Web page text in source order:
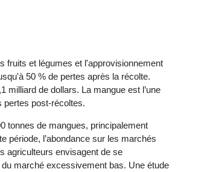
fruits et légumes et l'approvisionnement
50 % de pertes après la récolte.
milliard de dollars. La mangue est l’une
pertes post-récoltes.
tonnes de mangues, principalement
période, l’abondance sur les marchés
agriculteurs envisagent de se
marché excessivement bas. Une étude